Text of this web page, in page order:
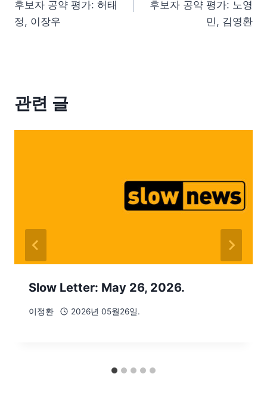
후보자 공약 평가: 허태
정, 이장우
후보자 공약 평가: 노영
민, 김영환
관련 글
Slow Letter: May 26, 2026.
이정환 2026년 05월26일.